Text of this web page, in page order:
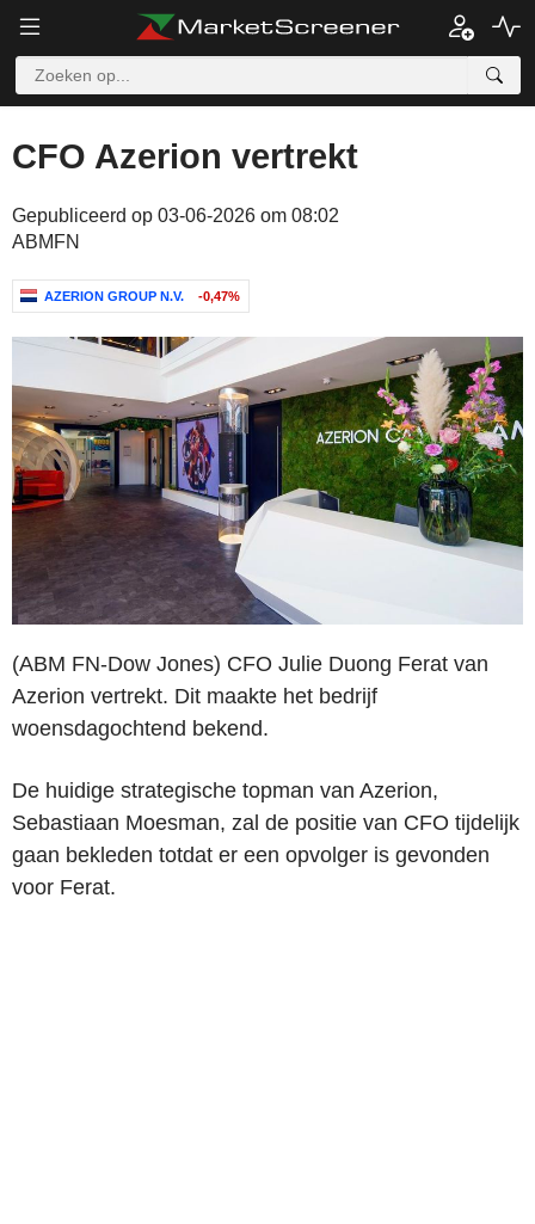
CFO Azerion vertrekt
Gepubliceerd op 03-06-2026 om 08:02
ABMFN
AZERION GROUP N.V. -0,47%
(ABM FN-Dow Jones) CFO Julie Duong Ferat van
Azerion vertrekt. Dit maakte het bedrijf
woensdagochtend bekend.
De huidige strategische topman van Azerion,
Sebastiaan Moesman, zal de positie van CFO tijdelijk
gaan bekleden totdat er een opvolger is gevonden
voor Ferat.